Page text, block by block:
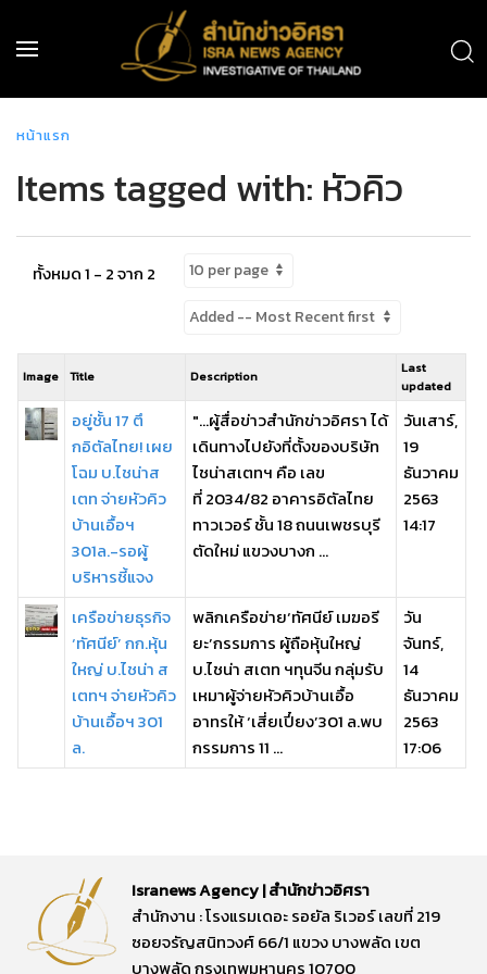
หน้าแรก
Items tagged with: หัวคิว
ทั้งหมด 1 - 2 จาก 2
Image Title Description
Last
updated
อยู่ชั้น 17 ตึ
กอิตัลไทย! เผย
โฉม บ.ไชน่าส
เตท จ่ายหัวคิว
บ้านเอื้อฯ
301ล.-รอผู้
บริหารชี้แจง
"...ผู้สื่อข่าวสำนักข่าวอิศรา ได้
เดินทางไปยังที่ตั้งของบริษัท
ไชน่าสเตทฯ คือ เลข
ที่ 2034/82 อาคารอิตัลไทย
ทาวเวอร์ ชั้น 18 ถนนเพชรบุรี
ตัดใหม่ แขวงบางก ...
วันเสาร์,
19
ธันวาคม
2563
14:17
เครือข่ายธุรกิจ
‘ทัศนีย์’ กก.หุ้น
ใหญ่ บ.ไชน่า ส
เตทฯ จ่ายหัวคิว
บ้านเอื้อฯ 301
ล.
พลิกเครือข่าย‘ทัศนีย์ เมฆอรี
ยะ’กรรมการ ผู้ถือหุ้นใหญ่
บ.ไชน่า สเตท ฯทุนจีน กลุ่มรับ
เหมาผู้จ่ายหัวคิวบ้านเอื้อ
อาทรให้ ‘เสี่ยเปี๋ยง’301 ล.พบ
กรรมการ 11 ...
วัน
จันทร์,
14
ธันวาคม
2563
17:06
Isranews Agency | สำนักข่าวอิศรา
สำนักงาน : โรงแรมเดอะ รอยัล ริเวอร์ เลขที่ 219
ซอยจรัญสนิทวงศ์ 66/1 แขวง บางพลัด เขต
บางพลัด กรุงเทพมหานคร 10700